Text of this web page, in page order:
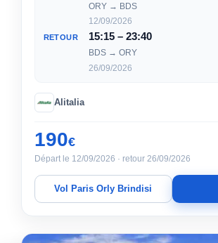
ORY → BDS
12/09/2026
RETOUR 15:15 – 23:40
BDS → ORY
26/09/2026
Alitalia
190€
Départ le 12/09/2026 · retour 26/09/2026
Vol Paris Orly Brindisi